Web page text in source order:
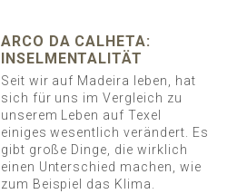
ARCO DA CALHETA:
INSELMENTALITÄT
Seit wir auf Madeira leben, hat
sich für uns im Vergleich zu
unserem Leben auf Texel
einiges wesentlich verändert. Es
gibt große Dinge, die wirklich
einen Unterschied machen, wie
zum Beispiel das Klima.